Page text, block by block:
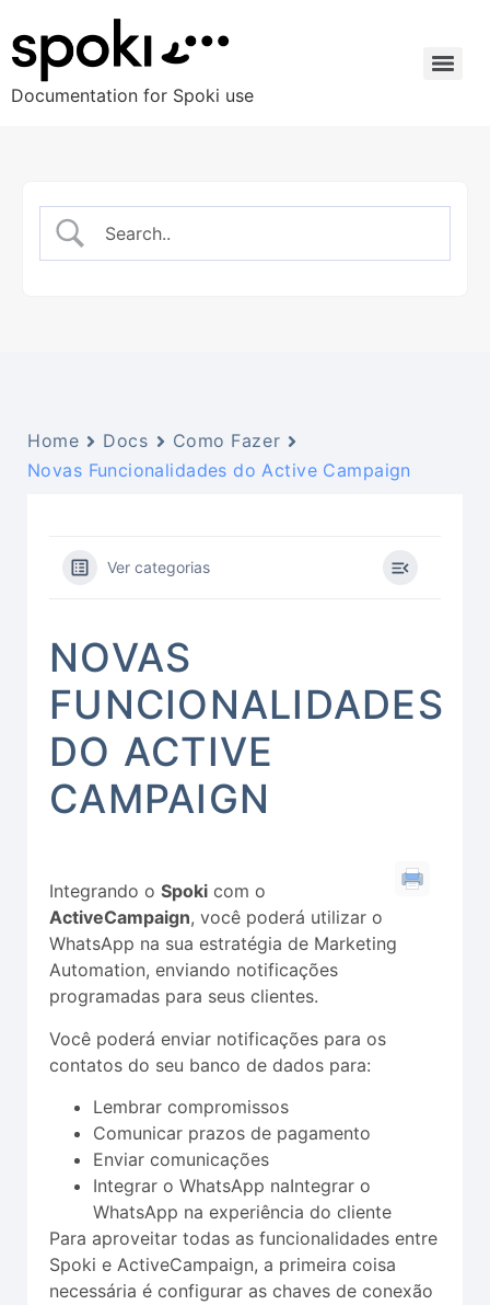
Documentation for Spoki use
Home Docs
Como Fazer
Novas Funcionalidades do Active Campaign
Ver categorias
NOVAS
FUNCIONALIDADES
DO ACTIVE
CAMPAIGN
Integrando o Spoki com o
ActiveCampaign, você poderá utilizar o
WhatsApp na sua estratégia de Marketing
Automation, enviando notificações
programadas para seus clientes.
Você poderá enviar notificações para os
contatos do seu banco de dados para:
Lembrar compromissos
Comunicar prazos de pagamento
Enviar comunicações
Integrar o WhatsApp naIntegrar o
WhatsApp na experiência do cliente
Para aproveitar todas as funcionalidades entre
Spoki e ActiveCampaign, a primeira coisa
necessária é configurar as chaves de conexão